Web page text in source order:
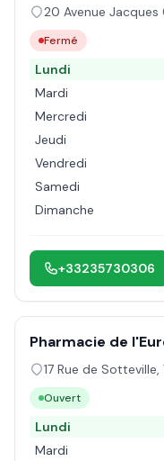
20 Avenue Jacques
Fermé
Lundi
Mardi
Mercredi
Jeudi
Vendredi
Samedi
Dimanche
+33235730306
Pharmacie de
17 Rue de Sotteville,
Ouvert
Lundi
Mardi